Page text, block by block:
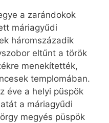
a zarándokok
máriagyűdi
háromszázadik
eltűnt a török
menekítették,
templomában.
éve a helyi püspök
a máriagyűdi
megyés püspök